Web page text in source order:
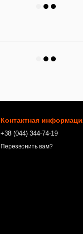
Контактная
+38 (044) 344-74-19
Перезвонить вам?